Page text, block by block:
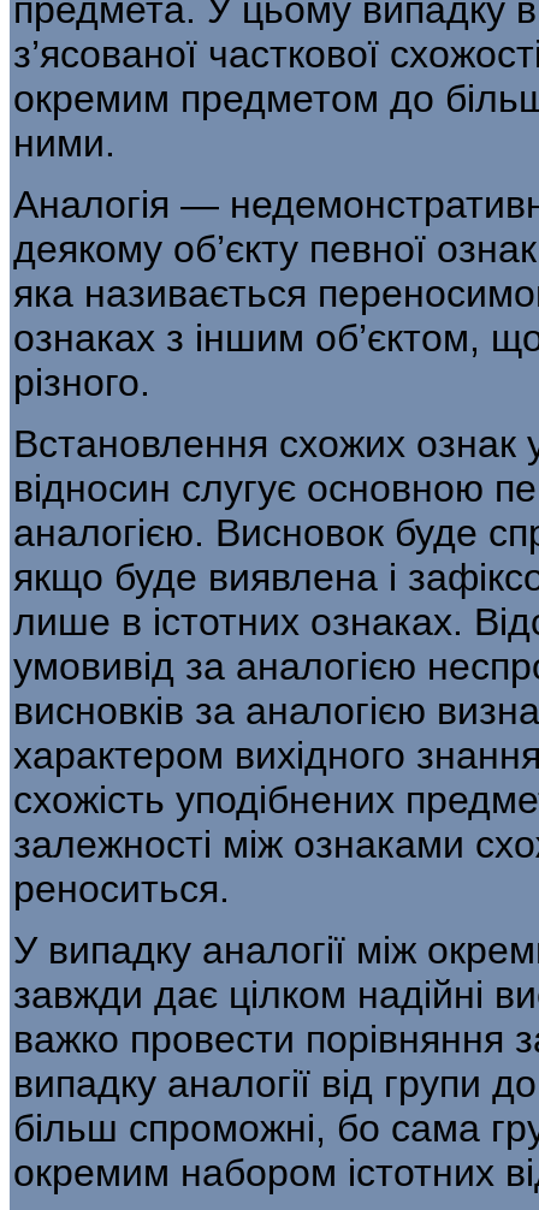
предмета. У цьому випадку
з’ясованої часткової
окремим предметом до більш
ними.
Аналогія —
дея­кому об’єкту певної
яка на­зивається
ознаках з іншим об’єктом,
різного.
Встановлення схожих ознак
відносин слугує основною
аналогією. Висновок буде
якщо буде вияв­лена і
лише в істотних ознаках.
умовивід за аналогією
висновків за аналогією
характером вихідного
схожість уподібнених
залежності між ознаками
реноситься.
У випадку аналогії між
завжди дає цілком надійні
важко провести порівняння
випадку аналогії від групи
більш спро­можні, бо сама
окремим набором істотних